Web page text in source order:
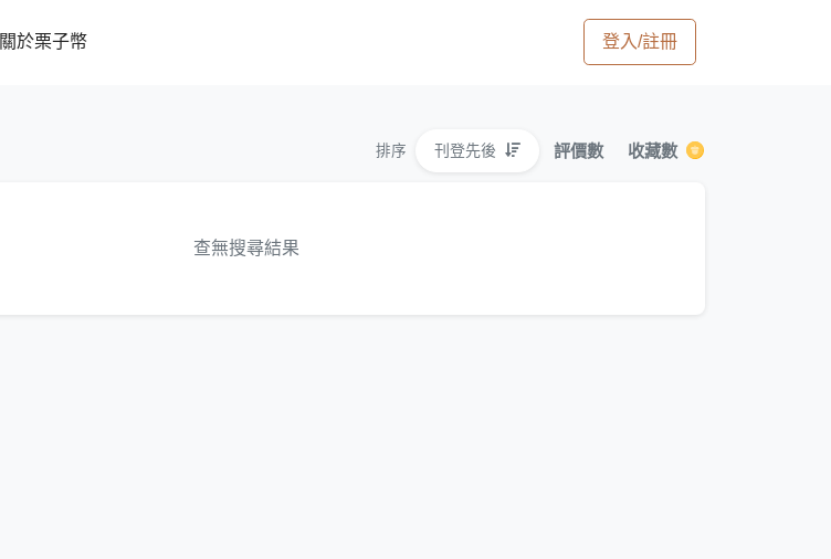
關於栗子幣 登入/註冊
排序 刊登先後 評價數 收藏數
查無搜尋結果